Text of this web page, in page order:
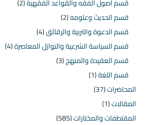
قسم أصول الفقه والقواعد الفقهية(2)
قسم الحديث وعلومه(2)
قسم الدعوة والتربية والرقائق(4)
قسم السياسة الشرعية والنوازل المعاصرة(4)
قسم العقيدة والمنهج(3)
قسم اللغة(1)
المحاضرات(37)
المقالات(1)
المقتطفات والمختارات(585)